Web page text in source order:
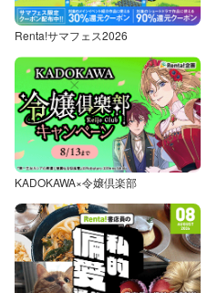
Renta!サマフェス2026
KADOKAWA×令嬢倶楽部